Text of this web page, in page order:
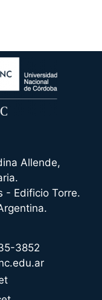
Allende,
- Edificio Torre.
3852